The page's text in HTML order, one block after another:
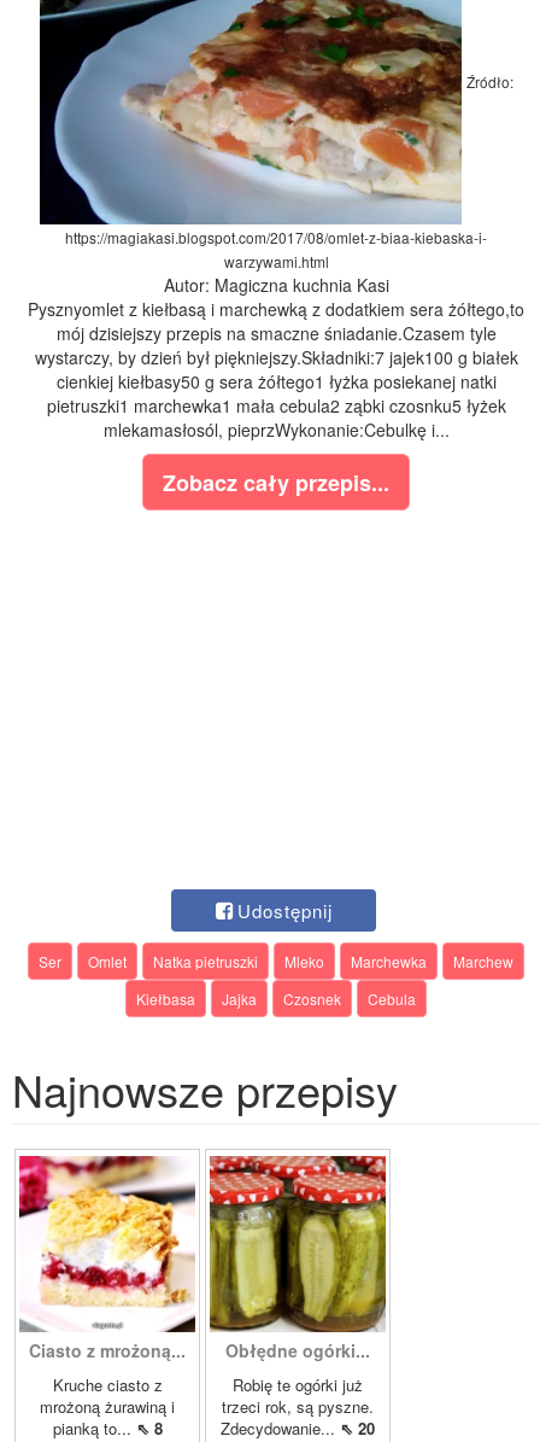
Źródło:
https://magiakasi.blogspot.com/2017/08/omlet-z-biaa-kiebaska-i-
warzywami.html
Autor: Magiczna kuchnia Kasi
Pysznyomlet z kiełbasą i marchewką z dodatkiem sera żółtego,to
mój dzisiejszy przepis na smaczne śniadanie.Czasem tyle
wystarczy, by dzień był piękniejszy.Składniki:7 jajek100 g białek
cienkiej kiełbasy50 g sera żółtego1 łyżka posiekanej natki
pietruszki1 marchewka1 mała cebula2 ząbki czosnku5 łyżek
mlekamasłosól, pieprzWykonanie:Cebulkę i...
Zobacz cały przepis...
Udostępnij
Ser Omlet Natka pietruszki Mleko Marchewka
Marchew
Kiełbasa
Jajka Czosnek Cebula
Najnowsze przepisy
Ciasto z mrożoną...
Kruche ciasto z
mrożoną żurawiną i
pianką to... ⇖ 8
Obłędne ogórki...
Robię te ogórki już
trzeci rok, są pyszne.
Zdecydowanie... ⇖ 20